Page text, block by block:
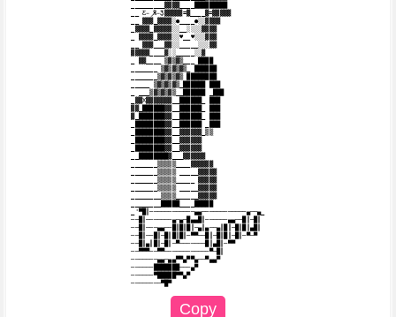
_________▓▓▓▓____█████████
__ Ƹ̵̡Ӝ̵̨̄Ʒ▓▓▓▓▓=▓____▓=▓▓▓▓▓
__ ▓▓▓_▓▓▓▓░●____●░░▓▓▓▓
_▓▓▓▓_▓▓▓▓▓░░__░░░░▓▓▓▓
_ ▓▓▓▓_▓▓▓▓░░♥__♥░░░▓▓▓
__ ▓▓▓___▓▓░░_____░░░▓▓
▓▓▓▓▓____▓░░_____░░▓
_ ▓▓____ ▒▓▒▓▒___ ████
_______ ▒▓▒▓▒▓▒_ ██████
_______▒▓▒▓▒▓▒ ████████
_____ ▒▓▒▓▒▓▒_██████ ███
_ ___▒▓▒▓▒▓▒__██████ _███
_▓▓X▓▓▓▓▓▓▓__██████_ ███
▓▓_██████▓▓__██████_ ███
▓_███████▓▓__██████_ ███
_████████▓▓__██████ _███
_████████▓▓__▓▓▓▓▓▓_▒▒
_████████▓▓__▓▓▓▓▓▓
_████████▓▓__▓▓▓▓▓▓
__████████▓___▓▓▓▓▓▓
_______▒▒▒▒▒____▓▓▓▓▓▓
_______▒▒▒▒▒ _____▓▓▓▓▓
_______▒▒▒▒▒_____ ▓▓▓▓▓
_______▒▒▒▒▒ _____▓▓▓▓▓
________▒▒▒▒______▓▓▓▓▓
_'▀█║────────────▄▄───────────​─▄──▄_
──█║───────▄─▄─█▄▄█║──────▄▄──​█║─█║
──█║───▄▄──█║█║█║─▄║▄──▄║█║─█║​█║▄█║
──█║──█║─█║█║█║─▀▀──█║─█║█║─█║​─▀─▀
──█║▄║█║─█║─▀───────█║▄█║─▀▀
──▀▀▀──▀▀────────────▀─█║
───────▄▄─▄▄▀▀▄▀▀▄──▀▄▄▀
──────███████───▄▀
──────▀█████▀▀▄▀
────────▀█▀